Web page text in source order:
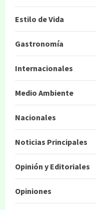
Estilo de Vida
Gastronomía
Internacionales
Medio Ambiente
Nacionales
Noticias Principales
Opinión y Editoriales
Opiniones